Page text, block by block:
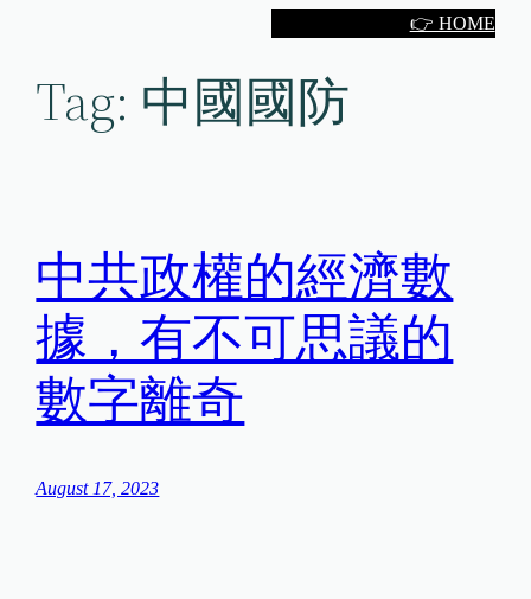
👉 HOME
Tag: 中國國防
中共政權的經濟數
據，有不可思議的
數字離奇
August 17, 2023